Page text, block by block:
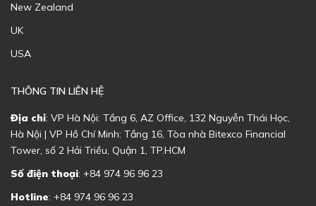
New Zealand
UK
USA
THÔNG TIN LIÊN HỆ
Địa chỉ: VP Hà Nội: Tầng 6, AZ Office, 132 Nguyễn Thái Học,
Hà Nội | VP Hồ Chí Minh: Tầng 16, Tòa nhà Bitexco Financial
Tower, số 2 Hải Triều, Quận 1, TP.HCM
Số điện thoại: +84 974 96 96 23
Hotline: +84 974 96 96 23